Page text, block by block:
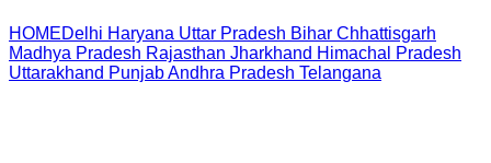
HOMEDelhi Haryana Uttar Pradesh Bihar Chhattisgarh
Madhya Pradesh Rajasthan Jharkhand Himachal Pradesh
Uttarakhand PunjabAndhra Pradesh Telangana